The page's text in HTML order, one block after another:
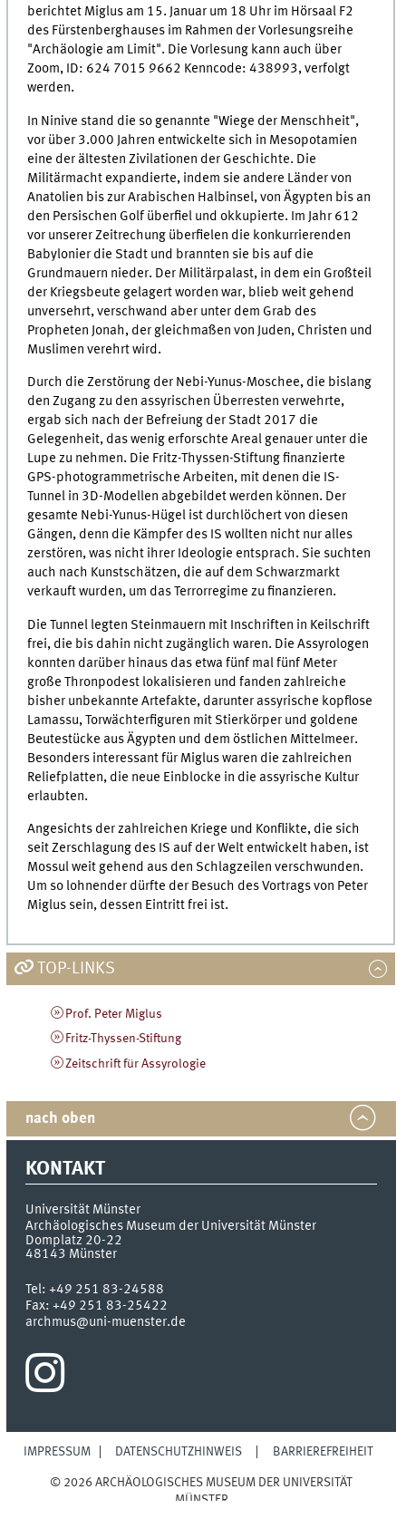
berichtet Miglus am 15. Januar um 18 Uhr im Hörsaal F2
des Fürstenberghauses im Rahmen der Vorlesungsreihe
"Archäologie am Limit". Die Vorlesung kann auch über
Zoom, ID: 624 7015 9662 Kenncode: 438993, verfolgt
werden.
In Ninive stand die so genannte "Wiege der Menschheit",
vor über 3.000 Jahren entwickelte sich in Mesopotamien
eine der ältesten Zivilationen der Geschichte. Die
Militärmacht expandierte, indem sie andere Länder von
Anatolien bis zur Arabischen Halbinsel, von Ägypten bis an
den Persischen Golf überfiel und okkupierte. Im Jahr 612
vor unserer Zeitrechung überfielen die konkurrierenden
Babylonier die Stadt und brannten sie bis auf die
Grundmauern nieder. Der Militärpalast, in dem ein Großteil
der Kriegsbeute gelagert worden war, blieb weit gehend
unversehrt, verschwand aber unter dem Grab des
Propheten Jonah, der gleichmaßen von Juden, Christen und
Muslimen verehrt wird.
Durch die Zerstörung der Nebi-Yunus-Moschee, die bislang
den Zugang zu den assyrischen Überresten verwehrte,
ergab sich nach der Befreiung der Stadt 2017 die
Gelegenheit, das wenig erforschte Areal genauer unter die
Lupe zu nehmen. Die Fritz-Thyssen-Stiftung finanzierte
GPS-photogrammetrische Arbeiten, mit denen die IS-
Tunnel in 3D-Modellen abgebildet werden können. Der
gesamte Nebi-Yunus-Hügel ist durchlöchert von diesen
Gängen, denn die Kämpfer des IS wollten nicht nur alles
zerstören, was nicht ihrer Ideologie entsprach. Sie suchten
auch nach Kunstschätzen, die auf dem Schwarzmarkt
verkauft wurden, um das Terrorregime zu finanzieren.
Die Tunnel legten Steinmauern mit Inschriften in Keilschrift
frei, die bis dahin nicht zugänglich waren. Die Assyrologen
konnten darüber hinaus das etwa fünf mal fünf Meter
große Thronpodest lokalisieren und fanden zahlreiche
bisher unbekannte Artefakte, darunter assyrische kopflose
Lamassu, Torwächterfiguren mit Stierkörper und goldene
Beutestücke aus Ägypten und dem östlichen Mittelmeer.
Besonders interessant für Miglus waren die zahlreichen
Reliefplatten, die neue Einblocke in die assyrische Kultur
erlaubten.
Angesichts der zahlreichen Kriege und Konflikte, die sich
seit Zerschlagung des IS auf der Welt entwickelt haben, ist
Mossul weit gehend aus den Schlagzeilen verschwunden.
Um so lohnender dürfte der Besuch des Vortrags von Peter
Miglus sein, dessen Eintritt frei ist.
TOP-LINKS
Prof. Peter Miglus
Fritz-Thyssen-Stiftung
Zeitschrift für Assyrologie
nach oben
KONTAKT
Universität Münster
Archäologisches Museum der Universität Münster
Domplatz 20-22
48143 Münster
Tel:+49 251 83-24588
Fax:+49 251 83-25422
archmus@uni-muenster.de
IMPRESSUM DATENSCHUTZHINWEIS BARRIEREFREIHEIT
© 2026 ARCHÄOLOGISCHES MUSEUM DER UNIVERSITÄT
MÜNSTER